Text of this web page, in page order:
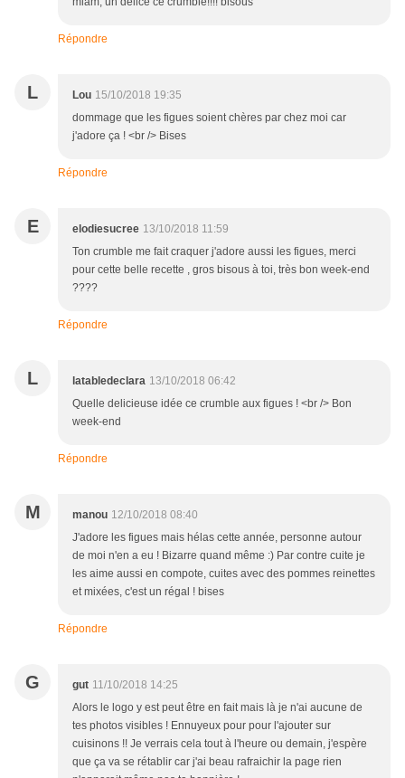
Répondre
L Lou 15/10/2018 19:35
dommage que les figues soient chères par chez moi car
j'adore ça ! <br /> Bises
Répondre
E elodiesucree 13/10/2018 11:59
Ton crumble me fait craquer j'adore aussi les figues, merci
pour cette belle recette , gros bisous à toi, très bon week-end
????
Répondre
L latabledeclara 13/10/2018 06:42
Quelle delicieuse idée ce crumble aux figues ! <br /> Bon
week-end
Répondre
M manou 12/10/2018 08:40
J'adore les figues mais hélas cette année, personne autour
de moi n'en a eu ! Bizarre quand même :) Par contre cuite je
les aime aussi en compote, cuites avec des pommes reinettes
et mixées, c'est un régal ! bises
Répondre
G gut 11/10/2018 14:25
Alors le logo y est peut être en fait mais là je n'ai aucune de
tes photos visibles ! Ennuyeux pour pour l'ajouter sur
cuisinons !! Je verrais cela tout à l'heure ou demain, j'espère
que ça va se rétablir car j'ai beau rafraichir la page rien